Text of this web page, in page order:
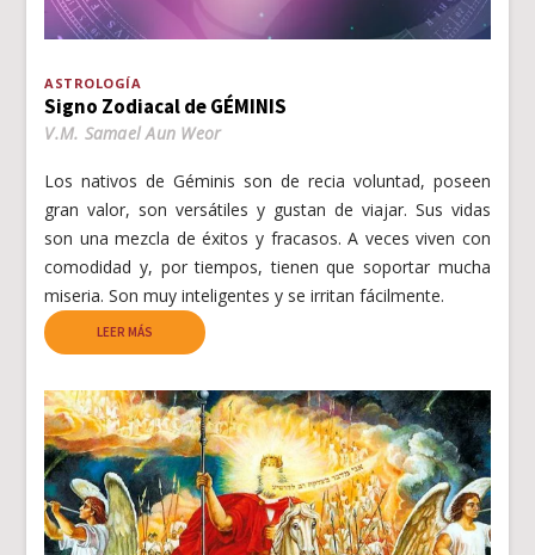
ASTROLOGÍA
Signo Zodiacal de GÉMINIS
V.M. Samael Aun Weor
Los nativos de Géminis son de recia voluntad, poseen
gran valor, son versátiles y gustan de viajar. Sus vidas
son una mezcla de éxitos y fracasos. A veces viven con
comodidad y, por tiempos, tienen que soportar mucha
miseria. Son muy inteligentes y se irritan fácilmente.
LEER MÁS